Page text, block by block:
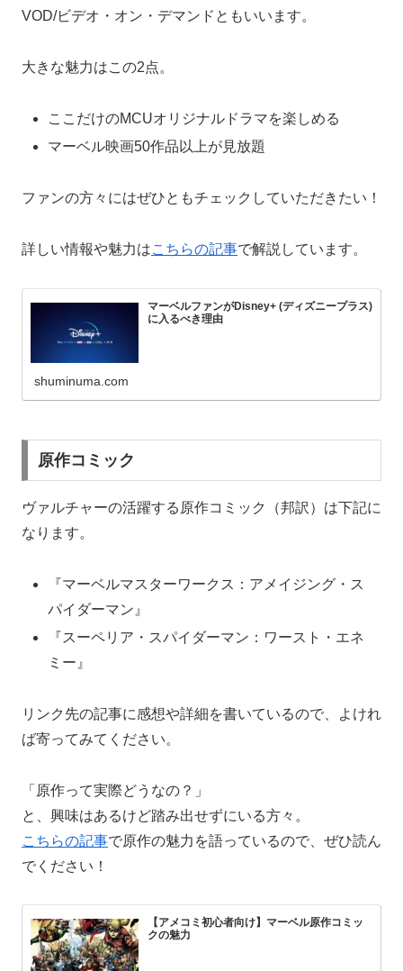
VOD/ビデオ・オン・デマンドともいいます。
大きな魅力はこの2点。
ここだけのMCUオリジナルドラマを楽しめる
マーベル映画50作品以上が見放題
ファンの方々にはぜひともチェックしていただきたい！
詳しい情報や魅力はこちらの記事で解説しています。
マーベルファンがDisney+ (ディズニープラス)
に入るべき理由
shuminuma.com
原作コミック
ヴァルチャーの活躍する原作コミック（邦訳）は下記に
なります。
『マーベルマスターワークス：アメイジング・ス
パイダーマン』
『スーペリア・スパイダーマン：ワースト・エネ
ミー』
リンク先の記事に感想や詳細を書いているので、よけれ
ば寄ってみてください。
「原作って実際どうなの？」
と、興味はあるけど踏み出せずにいる方々。
こちらの記事で原作の魅力を語っているので、ぜひ読ん
でください！
【アメコミ初心者向け】マーベル原作コミッ
クの魅力